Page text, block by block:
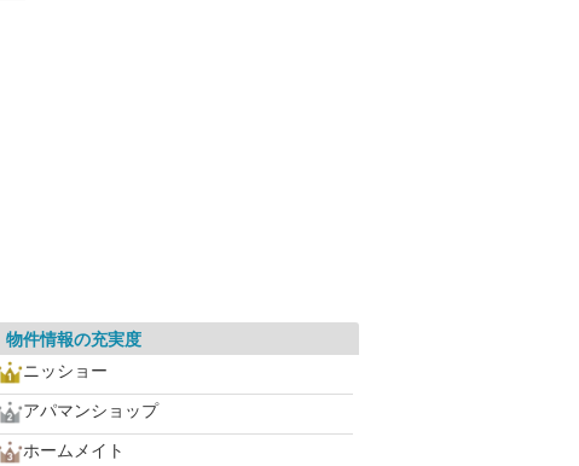
物件情報の充実度
ニッショー
アパマンショップ
ホームメイト